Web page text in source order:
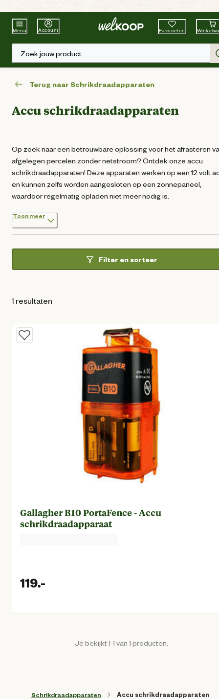
Beste WinkelketenTuin & Dier
Menu Account Favorieten
Zoek jouw product.
Terug naar Schrikdraadapparaten
Accu schrikdraadapparaten
Op zoek naar een betrouwbare oplossing voor het afrasteren
afgelegen percelen zonder netstroom? Ontdek onze accu
schrikdraadapparaten! Deze apparaten werken op een 12 volt
en kunnen zelfs worden aangesloten op een zonnepaneel,
waardoor regelmatig opladen niet meer nodig is.
Toon meer
Filter en sorteer
1 resultaten
Gallagher B10 PortaFence - Accu
schrikdraadapparaat
119.-
Huidige prijs € 119,00
Je bekijkt 1-1 van 1 producten.
Schrikdraadapparaten Accu schrikdraadapparaten